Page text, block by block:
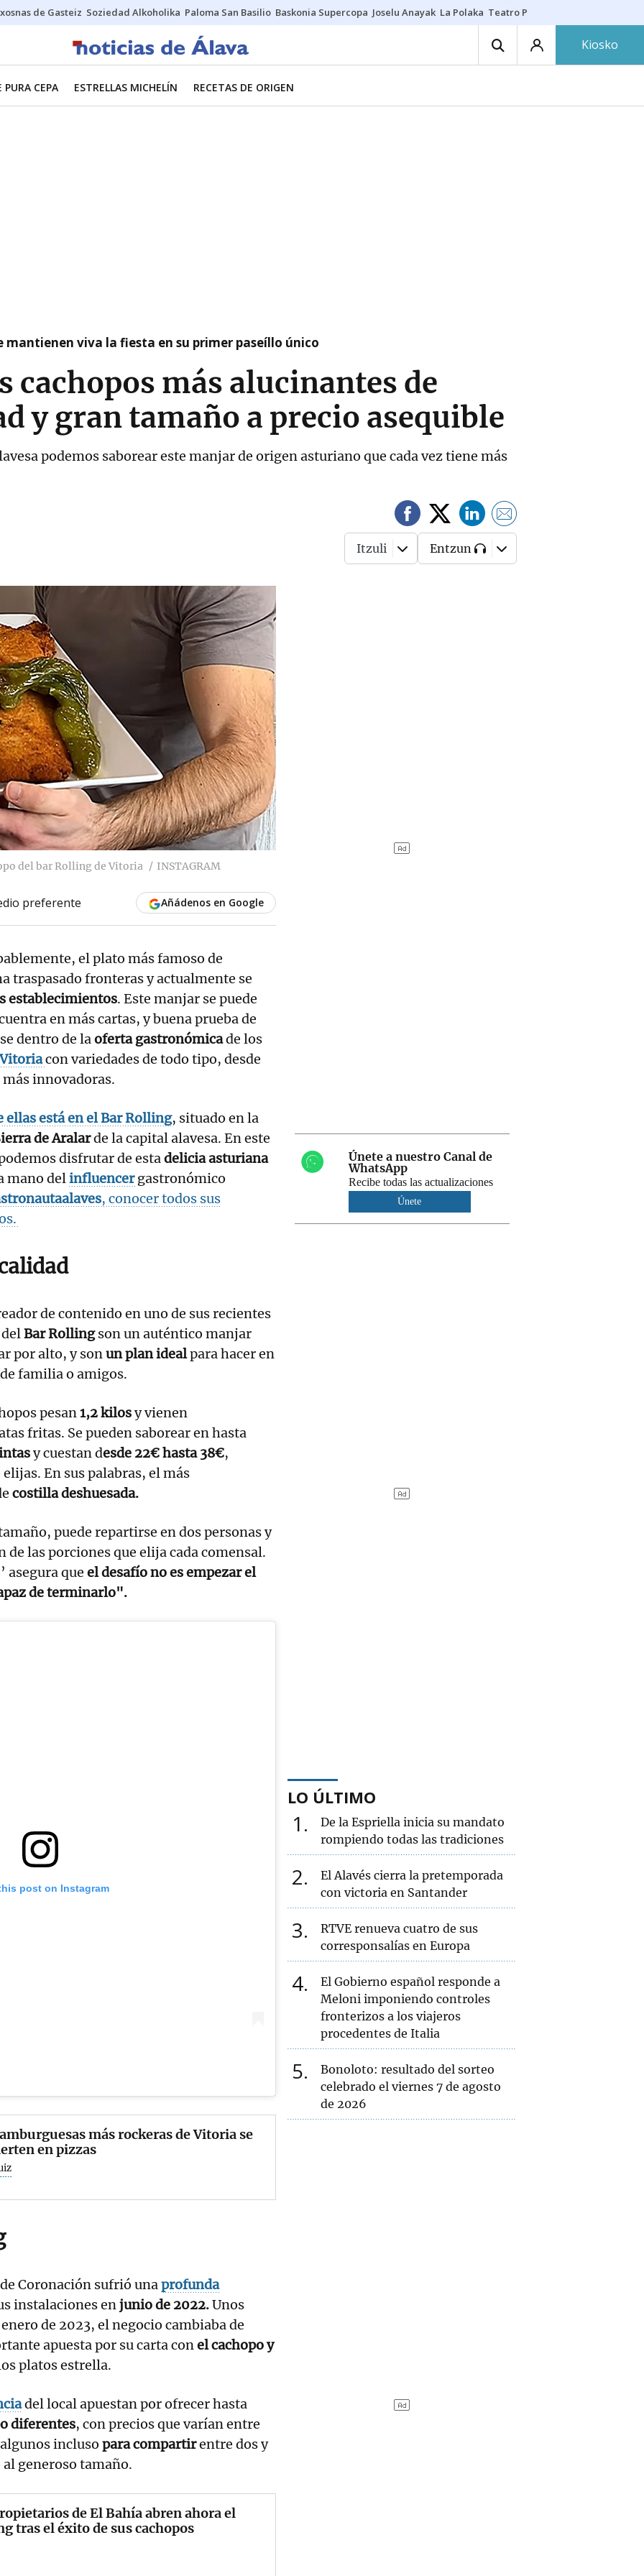
de Gasteiz Soziedad Alkoholika Paloma San Basilio Baskonia Supercopa Joselu Anayak La Polaka Teatro Principal
Kiosko
PURA CEPA ESTRELLAS MICHELÍN RECETAS DE ORIGEN
mantienen viva la fiesta en su primer paseíllo único
cachopos más alucinantes de
y gran tamaño a precio asequible
podemos saborear este manjar de origen asturiano que cada vez tiene más
Itzuli Entzun
del bar Rolling de Vitoria INSTAGRAM
preferente Añádenos en Google
el plato más famoso de
traspasado fronteras y actualmente se
establecimientos. Este manjar se puede
en más cartas, y buena prueba de
dentro de laoferta gastronómicade los
Vitoriacon variedades de todo tipo, desde
más innovadoras.
ellas está en el Bar Rolling, situado en la
de Aralarde la capital alavesa. En este
disfrutar de estadelicia asturiana
mano delinfluencergastronómico
, conocer todos sus
de contenido en uno de sus recientes
Bar Rollingson un auténtico manjar
por alto, y sonun plan idealpara hacer en
familia o amigos.
pesan1,2 kilosy vienen
fritas. Se pueden saborear en hasta
y cuestan desde 22€ hasta 38€,
En sus palabras, el más
costilla deshuesada.
puede repartirse en dos personas y
de las porciones que elija cada comensal.
asegura que el desafío no es empezar el
de terminarlo".
post on Instagram
más rockeras de Vitoria se
en pizzas
Coronación sufrió unaprofunda
instalaciones enjunio de 2022.Unos
de 2023, el negocio cambiaba de
apuesta por su carta conel cachopo y
platos estrella.
del local apuestan por ofrecer hasta
diferentes, con precios que varían entre
algunos incluso para compartirentre dos y
generoso tamaño.
de El Bahía abren ahora el
tras el éxito de sus cachopos
Únete a nuestro Canal de
WhatsApp
Recibe todas las actualizaciones
Únete
LO ÚLTIMO
1
De la Espriella inicia su mandato
rompiendo todas las tradiciones
2
El Alavés cierra la pretemporada
con victoria en Santander
3
RTVE renueva cuatro de sus
corresponsalías en Europa
4
El Gobierno español responde a
Meloni imponiendo controles
fronterizos a los viajeros
procedentes de Italia
5
Bonoloto: resultado del sorteo
celebrado el viernes 7 de agosto
de 2026